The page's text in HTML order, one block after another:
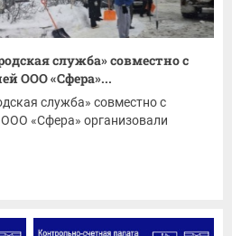
служба» совместно с
ООО «Сфера»...
служба» совместно с
«Сфера» организовали